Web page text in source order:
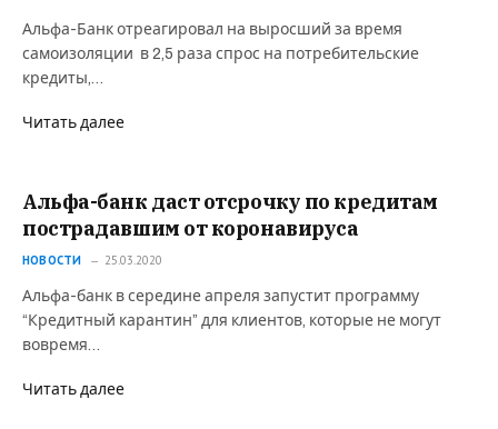
Альфа-Банк отреагировал на выросший за время
самоизоляции в 2,5 раза спрос на потребительские
кредиты,…
Читать далее
Альфа-банк даст отсрочку по кредитам
пострадавшим от коронавируса
НОВОСТИ 25.03.2020
Альфа-банк в середине апреля запустит программу
“Кредитный карантин” для клиентов, которые не могут
вовремя…
Читать далее